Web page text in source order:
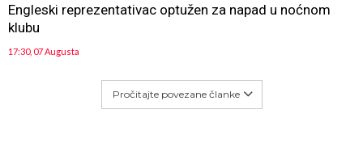
Engleski reprezentativac optužen za napad u noćnom
klubu
17:30, 07 Augusta
Pročitajte povezane članke